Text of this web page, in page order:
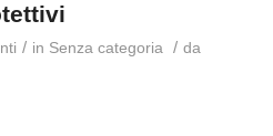
/ in Senza categoria / da